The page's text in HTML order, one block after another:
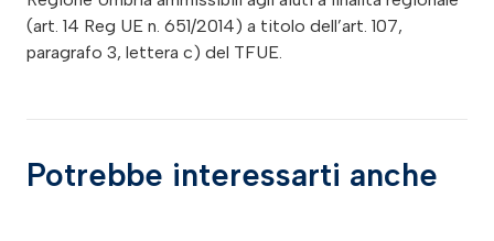
(art. 14 Reg UE n. 651/2014) a titolo dell’art. 107,
paragrafo 3, lettera c) del TFUE.
Potrebbe interessarti anche